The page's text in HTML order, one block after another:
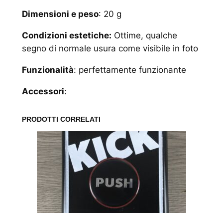
Dimensioni e peso: 20 g
Condizioni estetiche: Ottime, qualche
segno di normale usura come visibile in foto
Funzionalità: perfettamente funzionante
Accessori:
PRODOTTI CORRELATI